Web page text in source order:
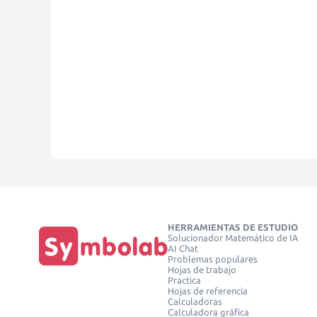
HERRAMIENTAS DE ESTUDIO
Solucionador Matemático de IA
AI Chat
Problemas populares
Hojas de trabajo
Practica
Hojas de referencia
Calculadoras
Calculadora gráfica